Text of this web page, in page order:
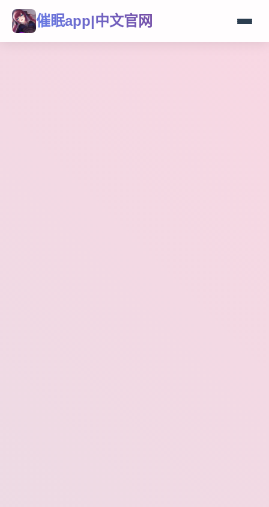
催眠app|中文官网